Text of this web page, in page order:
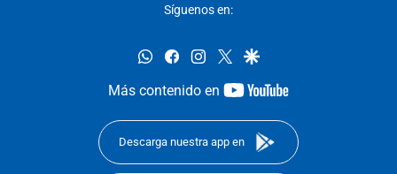
Síguenos en:
whatsappfacebookinstagram
twittergoogle
Más contenido en
youtube-
Descarga nuestra app en